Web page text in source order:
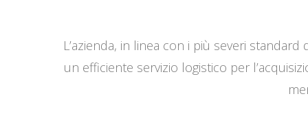
L’azienda, in linea con i più severi
un efficiente servizio logistico per